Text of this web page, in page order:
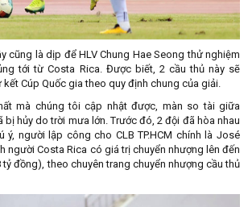
cũng là dịp để HLV Chung Hae Seong thử nghiệm
tới từ Costa Rica. Được biết, 2 cầu thủ này sẽ
Cúp Quốc gia theo quy định chung của giải.
mà chúng tôi cập nhật được, màn so tài giữa
bị hủy do trời mưa lớn. Trước đó, 2 đội đã hòa nhau
ý, người lập công cho CLB TP.HCM chính là José
người Costa Rica có giá trị chuyển nhượng lên đến
tỷ đồng), theo chuyên trang chuyển nhượng cầu thủ